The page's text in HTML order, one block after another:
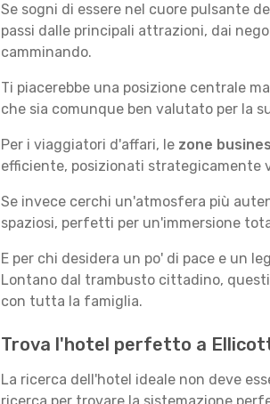
Se sogni di essere nel cuore pulsante
passi dalle principali attrazioni, dai
camminando.
Ti piacerebbe una posizione centrale
che sia comunque ben valutato per la
Per i viaggiatori d'affari, le zone
efficiente, posizionati strategicamente
Se invece cerchi un'atmosfera più
spaziosi, perfetti per un'immersione
E per chi desidera un po' di pace e un
Lontano dal trambusto cittadino,
con tutta la famiglia.
Trova l'hotel perfetto a
La ricerca dell'hotel ideale non deve